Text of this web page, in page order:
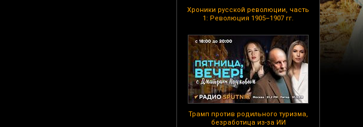
Хроники русской революции, часть
1: Революция 1905–1907 гг.
Трамп против родильного туризма,
безработица из-за ИИ